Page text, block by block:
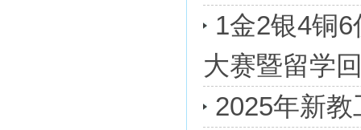
1金2银4铜
大赛暨留学
2025年新